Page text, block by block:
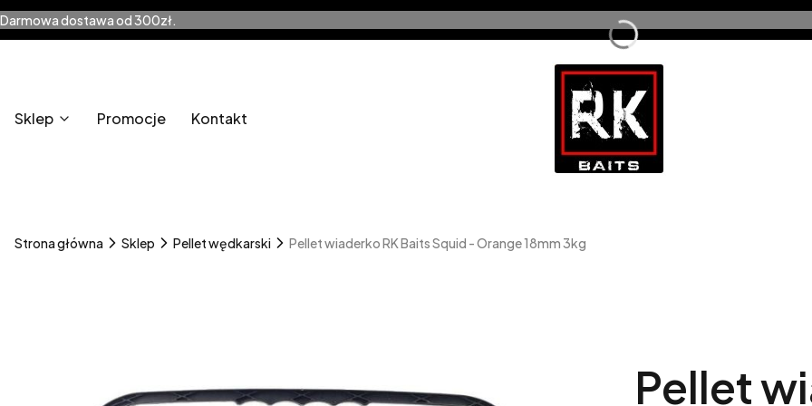
Darmowa dostawa od 300zł.
Sklep Promocje Kontakt
Strona główna Sklep Pellet wędkarski Pellet wiaderko RK Baits Squid - Orange 18mm 3kg
Pellet